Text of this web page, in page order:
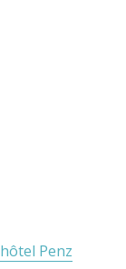
Penz